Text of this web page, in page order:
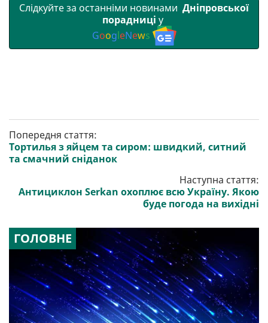
Слідкуйте за останніми новинами Дніпровської
порадниці у
GoogleNews
Попередня стаття:
Тортилья з яйцем та сиром: швидкий, ситний
та смачний сніданок
Наступна стаття:
Антициклон Serkan охоплює всю Україну. Якою
буде погода на вихідні
ГОЛОВНЕ